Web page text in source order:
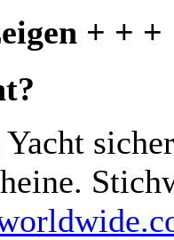
+ + +